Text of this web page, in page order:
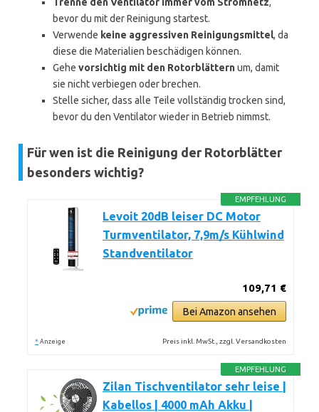
bevor du mit der Reinigung startest.
Verwende keine aggressiven Reinigungsmittel, da
diese die Materialien beschädigen können.
Gehe vorsichtig mit den Rotorblätternum, damit
sie nicht verbiegen oder brechen.
Stelle sicher, dass alle Teile vollständig trocken sind,
bevor du den Ventilator wieder in Betrieb nimmst.
Für wen ist die Reinigung der Rotorblätter
besonders wichtig?
EMPFEHLUNG
Levoit 20dB leiser DC Motor
Turmventilator, 7,9m/s Kühlwind
Standventilator
109,71 €
Bei Amazon ansehen
* Anzeige Preis inkl. MwSt., zzgl. Versandkosten
EMPFEHLUNG
Zilan Tischventilator sehr leise |
Kabellos | 4000 mAh Akku |